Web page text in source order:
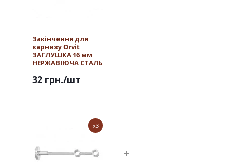
Закінчення для
карнизу Orvit
ЗАГЛУШКА 16 мм
НЕРЖАВІЮЧА СТАЛЬ
32 грн./шт
x3